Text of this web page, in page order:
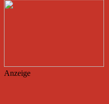
Anzeige